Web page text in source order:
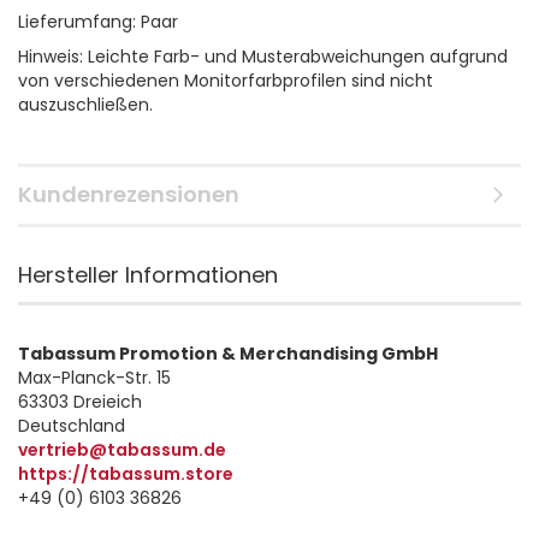
Lieferumfang: Paar
Hinweis: Leichte Farb- und Musterabweichungen aufgrund
von verschiedenen Monitorfarbprofilen sind nicht
auszuschließen.
Kundenrezensionen
Hersteller Informationen
Tabassum Promotion & Merchandising GmbH
Max-Planck-Str. 15
63303 Dreieich
Deutschland
vertrieb@tabassum.de
https://tabassum.store
+49 (0) 6103 36826